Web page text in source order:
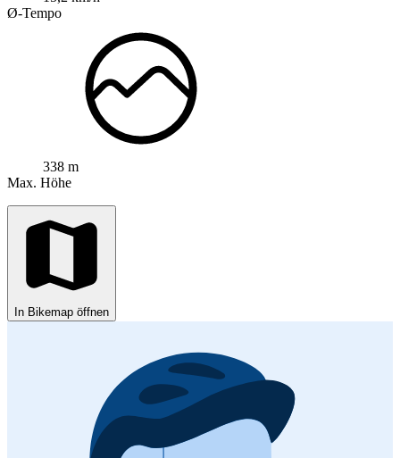
Ø-Tempo
338 m
Max. Höhe
In Bikemap öffnen